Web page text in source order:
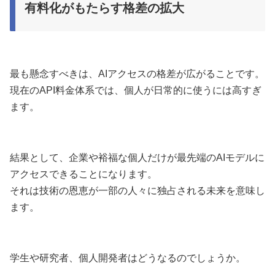
有料化がもたらす格差の拡大
最も懸念すべきは、AIアクセスの格差が広がることです。
現在のAPI料金体系では、個人が日常的に使うには高すぎ
ます。
結果として、企業や裕福な個人だけが最先端のAIモデルに
アクセスできることになります。
それは技術の恩恵が一部の人々に独占される未来を意味し
ます。
学生や研究者、個人開発者はどうなるのでしょうか。